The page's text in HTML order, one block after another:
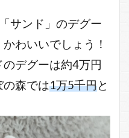
サンド」のデグー
わいいでしょう！
デグーは約4万円
の森では1万5千円と